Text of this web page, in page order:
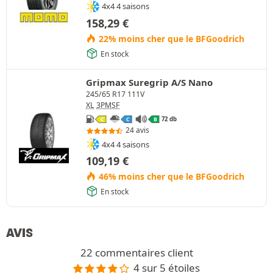
4x4 4 saisons
158,29 €
22% moins cher que le BFGoodrich
En stock
Gripmax Suregrip A/S Nano
245/65 R17 111V
XL 3PMSF
C C B 72 db
24 avis
4x4 4 saisons
109,19 €
46% moins cher que le BFGoodrich
En stock
AVIS
22 commentaires client
4 sur 5 étoiles